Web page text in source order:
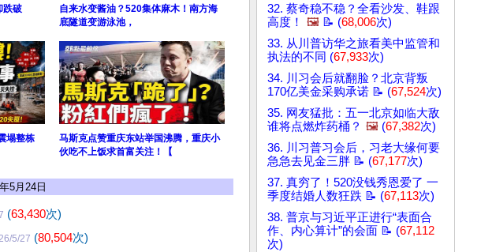
跌破
自来水变酱油？520集体麻木！南方海
底隧道变游泳池，
塌整栋
马斯克点赞重庆东站举国沸腾，重庆小
伙吃不上饭求首富关注！【
5月24日
(63,430次)
5/27 (80,504次)
32. 蔡奇稳不稳？全看沙发、鞋跟
高度！
🖼️ 📝 (68,006次)
33. 从川普访华之旅看美中监管和
执法的不同 (67,933次)
34. 川习会后就翻脸？北京背叛
170亿美金采购承诺 📝 (67,524次)
35. 网友猛批：五一北京如临大敌
谁将点燃炸药桶？ 🖼️ (67,382次)
36. 川习普习会后，习老大缘何要
急急去见金三胖 📝 (67,177次)
37. 真穷了！520没钱秀恩爱了 一
季度结婚人数狂跌 📝 (67,113次)
38. 普京与习近平正进行“表面合
作、内心算计”的会面 📝 (67,112
次)